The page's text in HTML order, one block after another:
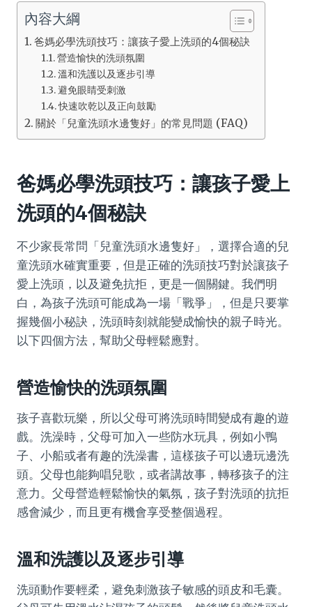
內容大綱
爸媽必學洗頭技巧：讓孩子愛上洗頭的4個秘訣
營造愉快的洗頭氛圍
溫和洗護以及逐步引導
避免眼睛受刺激
快速吹乾以及正向鼓勵
關於「兒童洗頭水邊隻好」的常見問題 (FAQ)
爸媽必學洗頭技巧：讓孩子愛上
洗頭的4個秘訣
不少家長常問「兒童洗頭水邊隻好」，選擇合適的兒
童洗頭水確實重要，但是正確的洗頭技巧對於讓孩子
愛上洗頭，以及避免抗拒，更是一個關鍵。我們明
白，為孩子洗頭可能成為一場「戰爭」，但是只要掌
握幾個小秘訣，洗頭時刻就能變成愉快的親子時光。
以下四個方法，幫助父母輕鬆應對。
營造愉快的洗頭氛圍
孩子喜歡玩樂，所以父母可將洗頭時間變成有趣的遊
戲。洗澡時，父母可加入一些防水玩具，例如小鴨
子、小船或者有趣的洗澡書，這樣孩子可以邊玩邊洗
頭。父母也能夠唱兒歌，或者講故事，轉移孩子的注
意力。父母營造輕鬆愉快的氣氛，孩子對洗頭的抗拒
感會減少，而且更有機會享受整個過程。
溫和洗護以及逐步引導
洗頭動作要輕柔，避免刺激孩子敏感的頭皮和毛囊。